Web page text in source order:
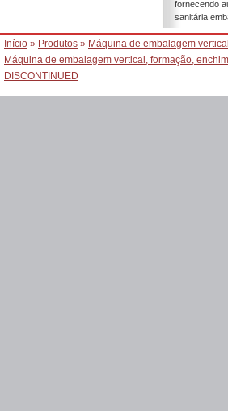
fornecendo
sanitária
Início » Produtos » Máquina de embalagem vertical
Máquina de embalagem vertical, formação,
DISCONTINUED